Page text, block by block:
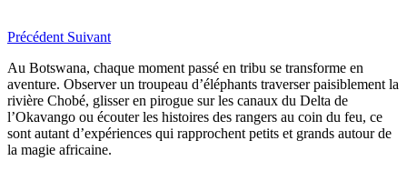
Précédent Suivant
Au Botswana, chaque moment passé en tribu se transforme en
aventure. Observer un troupeau d’éléphants traverser paisiblement la
rivière Chobé, glisser en pirogue sur les canaux du Delta de
l’Okavango ou écouter les histoires des rangers au coin du feu, ce
sont autant d’expériences qui rapprochent petits et grands autour de
la magie africaine.